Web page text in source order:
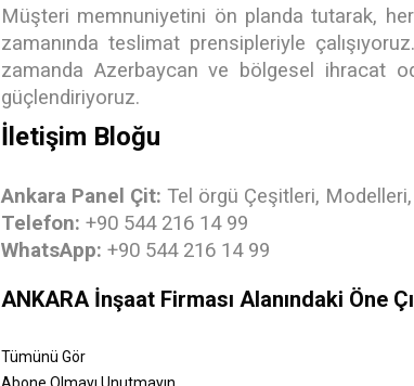
Müşteri memnuniyetini ön planda tutarak,
zamanında teslimat prensipleriyle
zamanda Azerbaycan ve bölgesel ihracat
güçlendiriyoruz.
İletişim Bloğu
Ankara Panel Çit: Tel örgü Çeşitleri, Modelleri,
Telefon: +90 544 216 14 99
WhatsApp: +90 544 216 14 99
ANKARA İnşaat Firması Alanındaki Öne
Tümünü Gör